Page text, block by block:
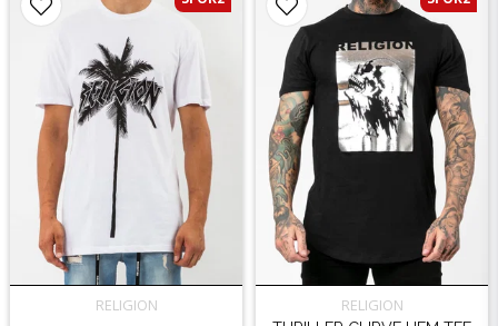
RELIGION RELIGION